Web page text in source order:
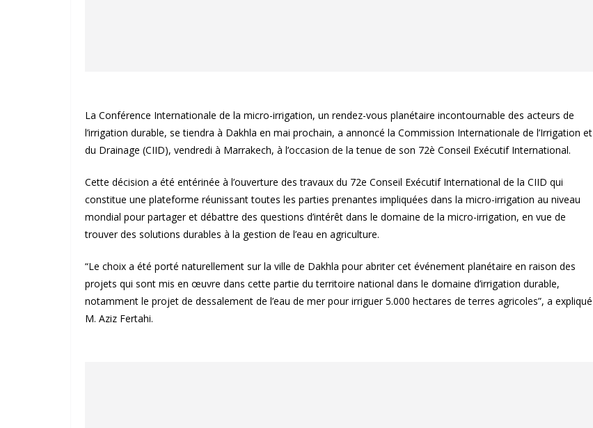
La Conférence Internationale de la micro-irrigation, un rendez-vous planétaire incontournable des acteurs de
l’irrigation durable, se tiendra à Dakhla en mai prochain, a annoncé la Commission Internationale de l’Irrigation et
du Drainage (CIID), vendredi à Marrakech, à l’occasion de la tenue de son 72è Conseil Exécutif International.
Cette décision a été entérinée à l’ouverture des travaux du 72e Conseil Exécutif International de la CIID qui
constitue une plateforme réunissant toutes les parties prenantes impliquées dans la micro-irrigation au niveau
mondial pour partager et débattre des questions d’intérêt dans le domaine de la micro-irrigation, en vue de
trouver des solutions durables à la gestion de l’eau en agriculture.
“Le choix a été porté naturellement sur la ville de Dakhla pour abriter cet événement planétaire en raison des
projets qui sont mis en œuvre dans cette partie du territoire national dans le domaine d’irrigation durable,
notamment le projet de dessalement de l’eau de mer pour irriguer 5.000 hectares de terres agricoles”, a expliqué
M. Aziz Fertahi.